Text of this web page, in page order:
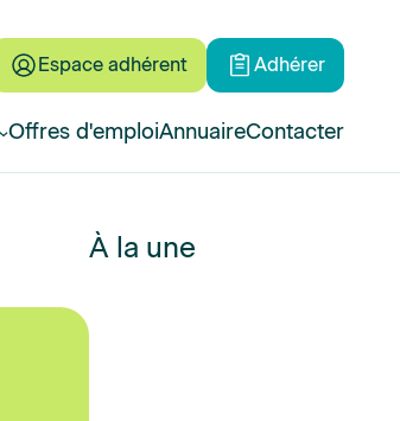
Espace adhérent Adhérer
Offres d'emploiAnnuaireContacter
À la une